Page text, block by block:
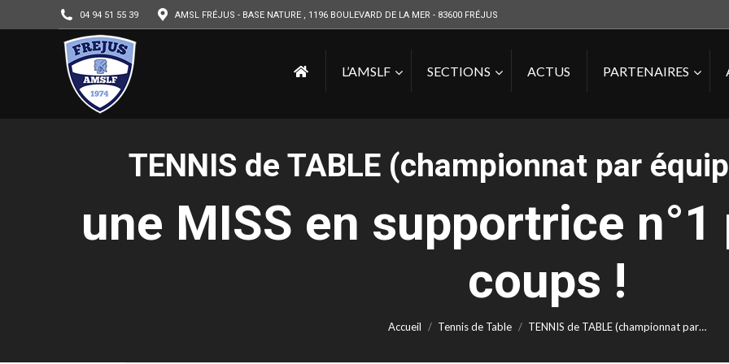
04 94 51 55 39 AMSL FRÉJUS - BASE NATURE , 1196 BOULEVARD DE LA MER - 83600 FRÉJUS
L’AMSLF SECTIONS ACTUS PARTENAIRES
TENNIS de TABLE (championnat par
une MISS en supportrice
coups !
Vous êtes ici :
Accueil Tennis de Table TENNIS de TABLE (championnat par…